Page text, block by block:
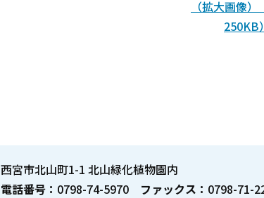
（拡大画像）
250KB）
西宮市北山町1-1 北山緑化植物園内
電話番号： 0798-74-5970 ファックス： 0798-71-